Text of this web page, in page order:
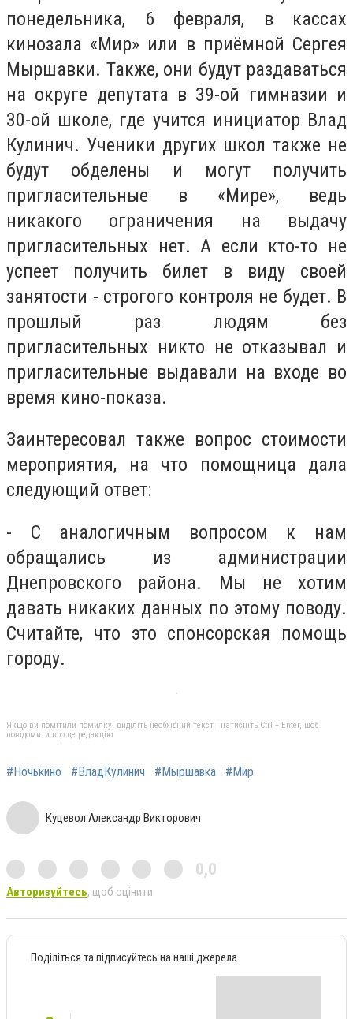
понедельника, 6 февраля, в кассах
кинозала «Мир» или в приёмной Сергея
Мыршавки. Также, они будут раздаваться
на округе депутата в 39-ой гимназии и
30-ой школе, где учится инициатор Влад
Кулинич. Ученики других школ также не
будут обделены и могут получить
пригласительные в «Мире», ведь
никакого ограничения на выдачу
пригласительных нет. А если кто-то не
успеет получить билет в виду своей
занятости - строгого контроля не будет. В
прошлый раз людям без
пригласительных никто не отказывал и
пригласительные выдавали на входе во
время кино-показа.
Заинтересовал также вопрос стоимости
мероприятия, на что помощница дала
следующий ответ:
- С аналогичным вопросом к нам
обращались из администрации
Днепровского района. Мы не хотим
давать никаких данных по этому поводу.
Считайте, что это спонсорская помощь
городу.
Якщо ви помітили помилку, виділіть необхідний текст і натисніть Ctrl + Enter, щоб
повідомити про це редакцію
#Ночькино #ВладКулинич #Мыршавка #Мир
Куцевол Александр Викторович
0,0
Авторизуйтесь, щоб оцінити
Поділіться та підписуйтесь на наші джерела